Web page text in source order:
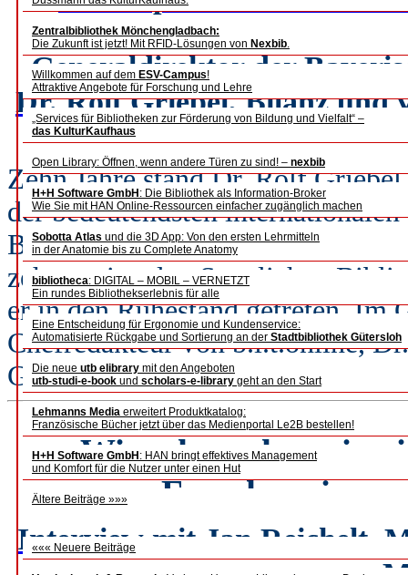
Zentralbibliothek Mönchengladbach:
Die Zukunft ist jetzt! Mit RFID-Lösungen von Nexbib.
Willkommen auf dem ESV-Campus!
Attraktive Angebote für Forschung und Lehre
„Services für Bibliotheken zur Förderung von Bildung und Vielfalt“ –
das KulturKaufhaus
Open Library: Öffnen, wenn andere Türen zu sind! – nexbib
H+H Software GmbH : Die Bibliothek als Information-Broker
Wie Sie mit HAN Online-Ressourcen einfacher zugänglich machen
Sobotta Atlas und die 3D App: Von den ersten Lehrmitteln
in der Anatomie bis zu Complete Anatomy
bibliotheca: DIGITAL – MOBIL – VERNETZT
Ein rundes Bibliothekserlebnis für alle
Eine Entscheidung für Ergonomie und Kundenservice:
Automatisierte Rückgabe und Sortierung an der Stadtbibliothek Gütersloh
Die neue utb elibrary mit den Angeboten
utb-studi-e-book und scholars-e-library geht an den Start
Lehmanns Media erweitert Produktkatalog:
Französische Bücher jetzt über das Medienportal Le2B bestellen!
H+H Software GmbH : HAN bringt effektives Management
und Komfort für die Nutzer unter einen Hut
Ältere Beiträge »»»
««« Neuere Beiträge
b.i.t.online, Dr.
Generaldirektor der
Dr. Rolf Griebel, Bilanz und
Zehn Jahre stand Dr. Rolf
der bedeutendsten
Bayerischen Staatsbibliothek in
zehn regionalen Staatlichen
er in den Ruhestand getreten. Im
Chefredakteur von b.i.t.online,
Generaldirektor Bilanz und
„Wir sehen, dass ein
Forscher einen
Interview mit Jan Reichelt,